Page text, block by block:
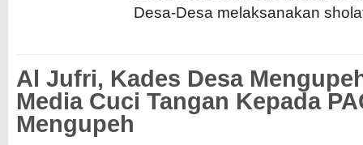
Desa-Desa melaksanakan
Al Jufri, Kades Desa
Media Cuci Tangan Kepada
Mengupeh